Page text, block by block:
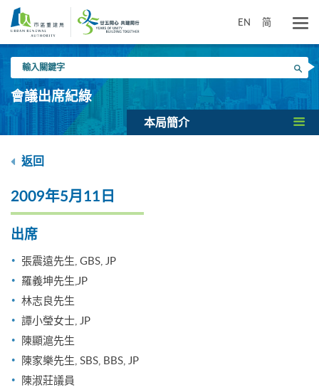
要
EN 简
入
關
鍵
搜尋
會議出席紀綠
本局簡介
返回
2009年5月11日
出席
張震遠先生, GBS, JP
羅義坤先生,JP
林志良先生
譚小瑩女士, JP
陳顯滬先生
陳家樂先生, SBS, BBS, JP
陳淑莊議員